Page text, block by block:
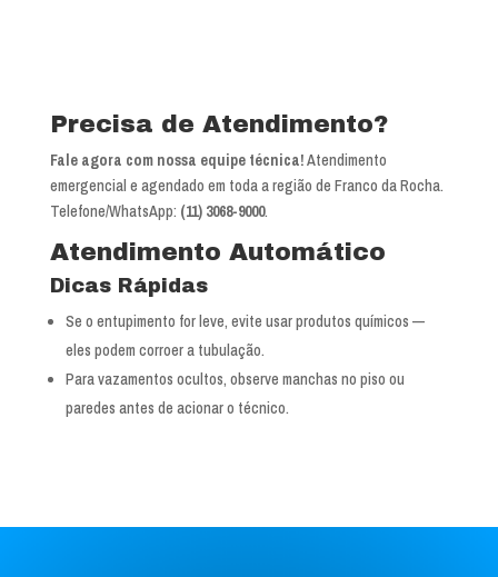
Precisa de Atendimento?
Fale agora com nossa equipe técnica!Atendimento
emergencial e agendado em toda a região de Franco da Rocha.
Telefone/WhatsApp: (11) 3068-9000.
Atendimento Automático
Dicas Rápidas
Se o entupimento for leve, evite usar produtos químicos —
eles podem corroer a tubulação.
Para vazamentos ocultos, observe manchas no piso ou
paredes antes de acionar o técnico.